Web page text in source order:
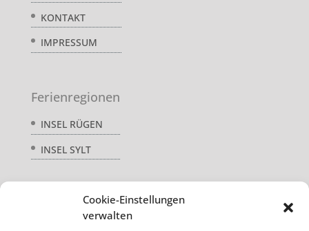
Cookie-Einstellungen
verwalten
KONTAKT
IMPRESSUM
Ferienregionen
INSEL RÜGEN
INSEL SYLT